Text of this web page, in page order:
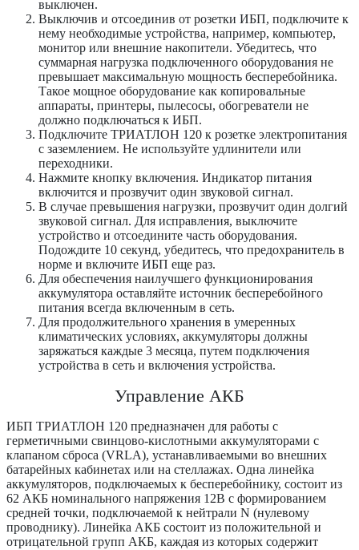
выключен.
Выключив и отсоединив от розетки ИБП, подключите к
нему необходимые устройства, например, компьютер,
монитор или внешние накопители. Убедитесь, что
суммарная нагрузка подключенного оборудования не
превышает максимальную мощность бесперебойника.
Такое мощное оборудование как копировальные
аппараты, принтеры, пылесосы, обогреватели не
должно подключаться к ИБП.
Подключите ТРИАТЛОН 120 к розетке электропитания
с заземлением. Не используйте удлинители или
переходники.
Нажмите кнопку включения. Индикатор питания
включится и прозвучит один звуковой сигнал.
В случае превышения нагрузки, прозвучит один долгий
звуковой сигнал. Для исправления, выключите
устройство и отсоедините часть оборудования.
Подождите 10 секунд, убедитесь, что предохранитель в
норме и включите ИБП еще раз.
Для обеспечения наилучшего функционирования
аккумулятора оставляйте источник бесперебойного
питания всегда включенным в сеть.
Для продолжительного хранения в умеренных
климатических условиях, аккумуляторы должны
заряжаться каждые 3 месяца, путем подключения
устройства в сеть и включения устройства.
Управление АКБ
ИБП ТРИАТЛОН 120 предназначен для работы с
герметичными свинцово-кислотными аккумуляторами с
клапаном сброса (VRLA), устанавливаемыми во внешних
батарейных кабинетах или на стеллажах. Одна линейка
аккумуляторов, подключаемых к бесперебойнику, состоит из
62 АКБ номинального напряжения 12В с формированием
средней точки, подключаемой к нейтрали N (нулевому
проводнику). Линейка АКБ состоит из положительной и
отрицательной групп АКБ, каждая из которых содержит